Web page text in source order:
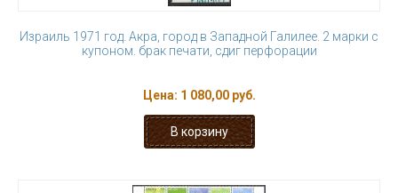
Израиль 1971 год. Акра, город в Западной Галилее. 2 марки с
купоном. брак печати, сдиг перфорации
Цена: 1 080,00 руб.